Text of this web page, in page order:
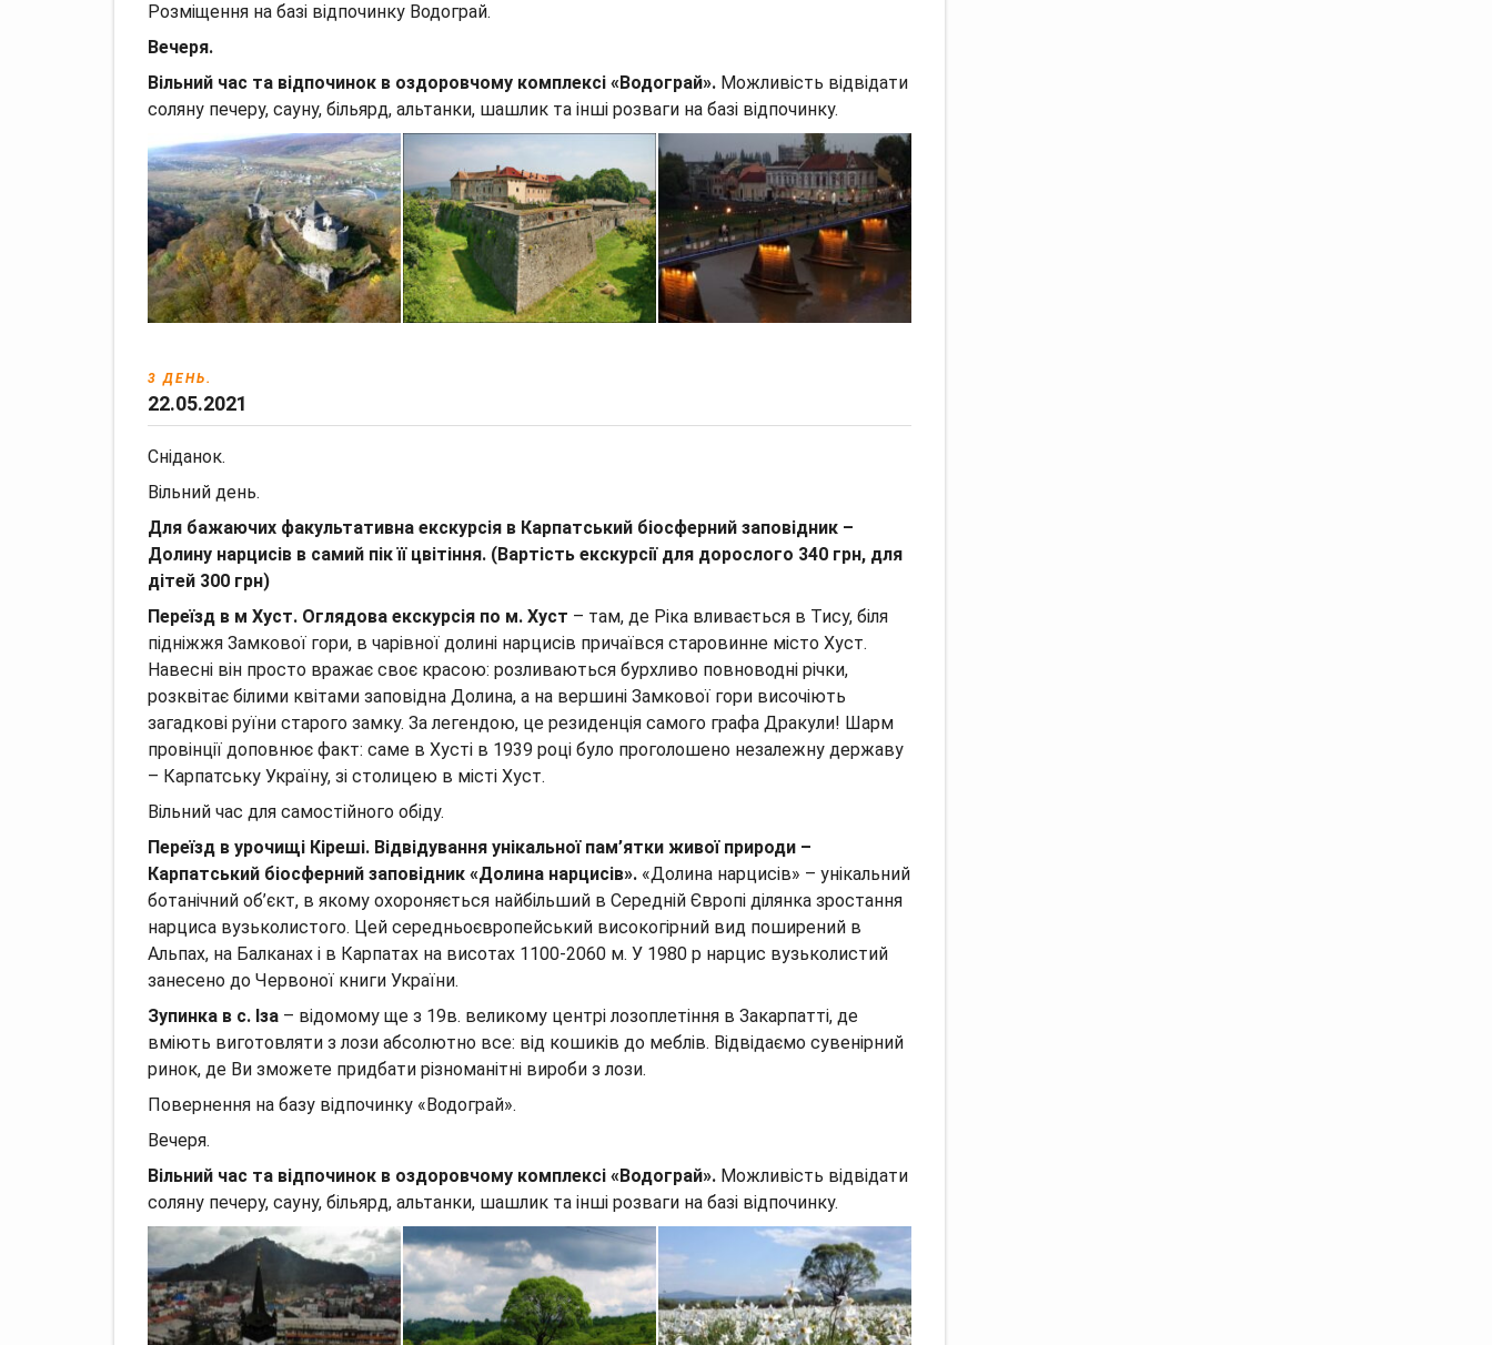
Розміщення на базі відпочинку Водограй.
Вечеря.
Вільний час та відпочинок в оздоровчому комплексі «Водограй». Можливість відвідати
соляну печеру, сауну, більярд, альтанки, шашлик та інші розваги на базі відпочинку.
3 ДЕНЬ.
22.05.2021
Сніданок.
Вільний день.
Для бажаючих факультативна екскурсія в Карпатський біосферний заповідник –
Долину нарцисів в самий пік її цвітіння. (Вартість екскурсії для дорослого 340 грн, для
дітей 300 грн)
Переїзд в м Хуст. Оглядова екскурсія по м. Хуст – там, де Ріка вливається в Тису, біля
підніжжя Замкової гори, в чарівної долині нарцисів причаївся старовинне місто Хуст.
Навесні він просто вражає своє красою: розливаються бурхливо повноводні річки,
розквітає білими квітами заповідна Долина, а на вершині Замкової гори височіють
загадкові руїни старого замку. За легендою, це резиденція самого графа Дракули! Шарм
провінції доповнює факт: саме в Хусті в 1939 році було проголошено незалежну державу
– Карпатську Україну, зі столицею в місті Хуст.
Вільний час для самостійного обіду.
Переїзд в урочищі Кіреші. Відвідування унікальної пам’ятки живої природи –
Карпатський біосферний заповідник «Долина нарцисів». «Долина нарцисів» – унікальний
ботанічний об’єкт, в якому охороняється найбільший в Середній Європі ділянка зростання
нарциса вузьколистого. Цей середньоєвропейський високогірний вид поширений в
Альпах, на Балканах i в Карпатах на висотах 1100-2060 м. У 1980 р нарцис вузьколистий
занесено до Червоної книги України.
Зупинка в с. Іза – відомому ще з 19в. великому центрі лозоплетіння в Закарпатті, де
вміють виготовляти з лози абсолютно все: від кошиків до меблів. Відвідаємо сувенірний
ринок, де Ви зможете придбати різноманітні вироби з лози.
Повернення на базу відпочинку «Водограй».
Вечеря.
Вільний час та відпочинок в оздоровчому комплексі «Водограй». Можливість відвідати
соляну печеру, сауну, більярд, альтанки, шашлик та інші розваги на базі відпочинку.